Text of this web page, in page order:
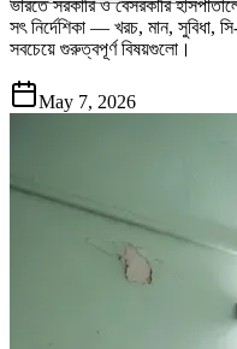
ভারতে সরকারি ও বেসরকারি
সৎ নির্দেশিকা — খরচ, মান, সুবিধা,
সবচেয়ে গুরুত্বপূর্ণ বিষয়গুলো।
May 7, 2026